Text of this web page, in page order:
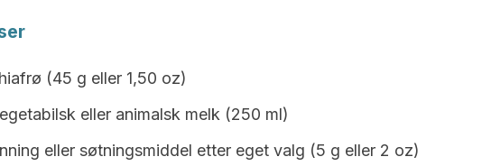
(45 g eller 1,50 oz)
eller animalsk melk (250 ml)
eller søtningsmiddel etter eget valg (5 g eller 2 oz)